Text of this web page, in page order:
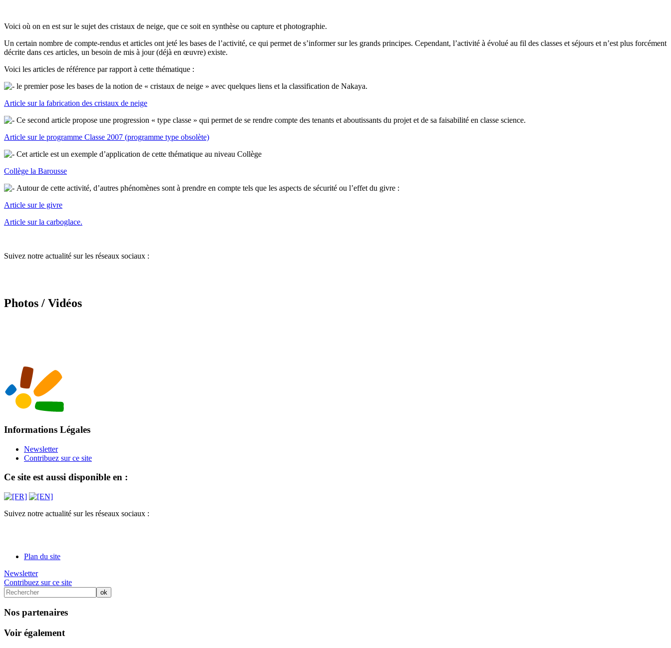
Voici où on en est sur le sujet des cristaux de neige, que ce soit en synthèse ou capture et photographie.
Un certain nombre de compte-rendus et articles ont jeté les bases de l’activité, ce qui permet de s’informer sur les grands principes. Cependant, l’activité à évolué au fil des classes et séjours et n’est plus forcément
décrite dans ces articles, un besoin de mis à jour (déjà en œuvre) existe.
Voici les articles de référence par rapport à cette thématique :
le premier pose les bases de la notion de « cristaux de neige » avec quelques liens et la classification de Nakaya.
Article sur la fabrication des cristaux de neige
Ce second article propose une progression « type classe » qui permet de se rendre compte des tenants et aboutissants du projet et de sa faisabilité en classe science.
Article sur le programme Classe 2007 (programme type obsolète)
Cet article est un exemple d’application de cette thématique au niveau Collège
Collège la Barousse
Autour de cette activité, d’autres phénomènes sont à prendre en compte tels que les aspects de sécurité ou l’effet du givre :
Article sur le givre
Article sur la carboglace.
Suivez notre actualité sur les réseaux sociaux :
Photos / Vidéos
Informations Légales
Newsletter
Contribuez sur ce site
Ce site est aussi disponible en :
Suivez notre actualité sur les réseaux sociaux :
Plan du site
Newsletter
Contribuez sur ce site
Nos partenaires
Voir également